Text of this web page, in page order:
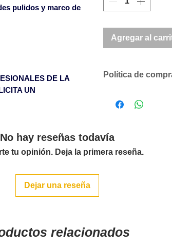
pulidos y marco de
DE LA
UN
Agregar al
Política de
según volumen
SOLO
CANTIDADES
pagados a partir
No hay reseñas todavía
tu opinión. Deja la primera reseña.
Dejar una reseña
relacionados